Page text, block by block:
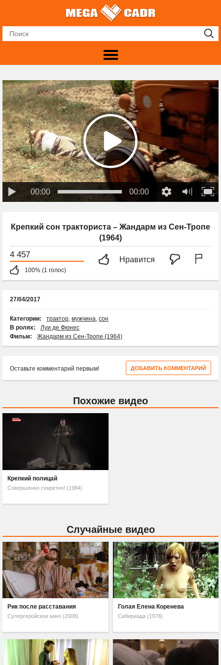
00:00 00:00
Крепкий сон тракториста – Жандарм из Сен-Тропе
(1964)
4 457
100% (1 голос)
Нравится
27/04/2017
Категории: трактор, мужчина, сон
В ролях:
Луи де Фюнес
Фильм:
Жандарм из Сен-Тропе (1964)
ДОБАВИТЬ КОММЕНТАРИЙ
Оставьте комментарий первым!
Похожие видео
Крепкий полицай
Совершенно секретно! (1984)
Случайные видео
Рик после расставания
Супергеройское кино (2008)
Голая Елена Коренева
Сибириада (1978)